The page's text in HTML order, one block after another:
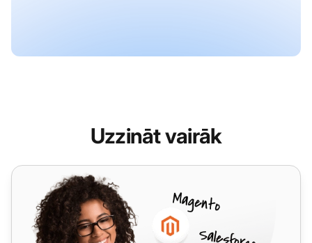
Uzzināt vairāk
vCita